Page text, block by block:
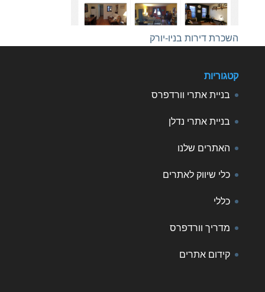
השכרת דירות בניו-יורק
קטגוריות
בניית אתרי וורדפרס
בניית אתרי נדלן
האתרים שלנו
כלי שיווק לאתרים
כללי
מדריך וורדפרס
קידום אתרים